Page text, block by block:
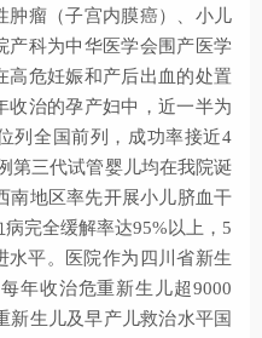
肿瘤（子宫内膜癌）、小儿
产科为中华医学会围产医学
高危妊娠和产后出血的处置
收治的孕产妇中，近一半为
列全国前列，成功率接近4
第三代试管婴儿均在我院诞
南地区率先开展小儿脐血干
完全缓解率达95%以上，5
水平。医院作为四川省新生
年收治危重新生儿超9000
新生儿及早产儿救治水平国